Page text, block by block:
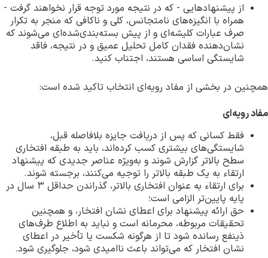
از پیشنهادهایی - که در نتیجه مورد توجه قرار نخواهند گرفت -
همراه با انگیزه‌های نامتجانس، کلی و ناکافی که منجر به تکرار
صرف عبارات کلیشه‌ای و از پیش بسته‌بندی‌شده‌ای می‌شوند که
نشان‌دهنده فقدان کامل تحلیل عمیق و در نتیجه، فاقد
شایستگی اساسی هستند، اجتناب کنید.
همچنین در بخشی از مفاد رویه‌ای انتخاب تاکید شده است:
مفاد رویه‌ای
فقط کسانی که پس از دریافت جایزه بلافاصله قبل،
شایستگی‌های بیشتری کسب کرده‌اند، باید به طبقه افتخاری
سطح بالاتر گزارش شوند و به‌ویژه عناصر جدیدی که پیشنهاد
ارتقاء به یک طبقه بالاتر را توجیه می‌کنند، برجسته شوند.
برای ارتقاء به عنوان افتخاری بالاتر، گذراندن حداقل ۳ سال در
پایه پایین‌تر الزامی است؛
حق ارائه پیشنهاد برای اعطای نشان افتخار، و همچنین
تحقیقات مربوطه، محرمانه است و نباید به اطلاع طرف‌های
ذینفع رسانده شود تا از هرگونه شکست یا تأخیر در اعطای
نشان افتخار که می‌تواند باعث ناامیدی شود، جلوگیری شود.